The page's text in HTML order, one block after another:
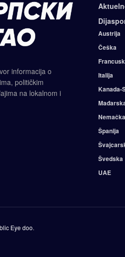
informacija o
političkim
na lokalnom i
Austrija
Češka
Italija
Kanada-
Nemačka
Španija
Švedska
UAE
Eye doo.